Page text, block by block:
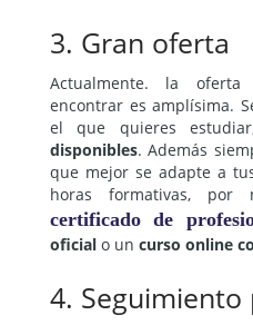
3. Gran oferta
Actualmente. la
encontrar es amplísima.
el que quieres
disponibles. Además
que mejor se adapte a
horas formativas,
certificado de
oficial o un curso online
4.